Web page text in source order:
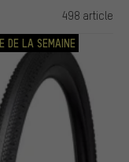
498 article
DE LA SEMAINE